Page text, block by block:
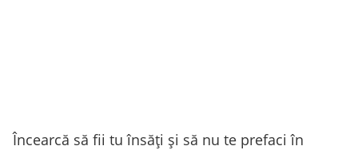
Încearcă să fii tu însăți și să nu te prefaci în